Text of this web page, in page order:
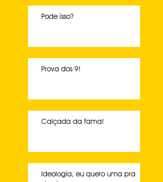
Pode isso?
Prova dos 9!
Calçada da fama!
Ideologia, eu quero uma pra